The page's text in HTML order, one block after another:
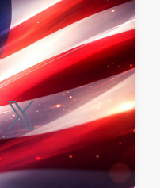
X